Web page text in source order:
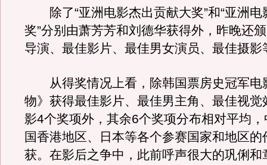
除了“亚洲电影杰出贡献大奖”和“亚洲电
奖”分别由萧芳芳和刘德华获得外，昨晚还
导演、最佳影片、最佳男女演员、最佳摄影
从得奖情况上看，除韩国票房史冠军电
物》获得最佳影片、最佳男主角、最佳视觉
影4个奖项外，其余6个奖项分布相对平均
国香港地区、日本等各个参赛国家和地区的
获。在影后之争中，此前呼声很大的巩俐和